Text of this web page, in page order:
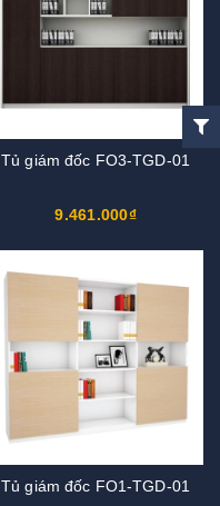
Tủ giám đốc FO3-TGD-01
9.461.000₫
Tủ giám đốc FO1-TGD-01